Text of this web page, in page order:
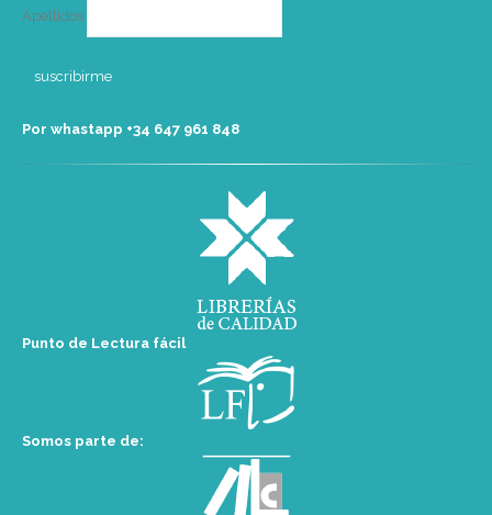
Apellidos
Por whastapp +34 ‭647 961 848‬
Punto de Lectura fácil
Somos parte de: